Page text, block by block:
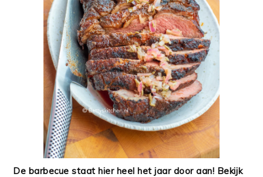
De barbecue staat hier heel het jaar door aan! Bekijk